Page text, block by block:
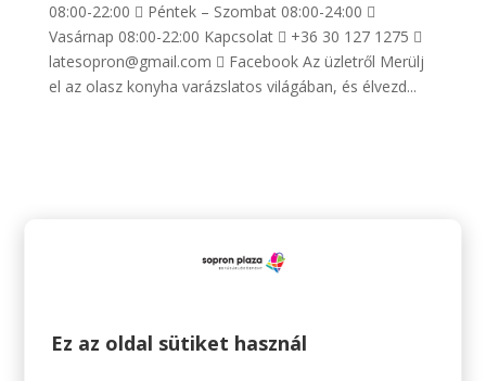
08:00-22:00  Péntek – Szombat 08:00-24:00 
Vasárnap 08:00-22:00 Kapcsolat  +36 30 127 1275 
latesopron@gmail.com  Facebook Az üzletről Merülj
el az olasz konyha varázslatos világában, és élvezd...
Ez az oldal sütiket használ